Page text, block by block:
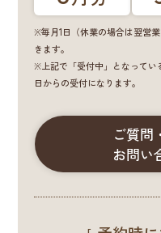
※毎月1日（休業の場合は翌営
きます。
※上記で「受付中」となってい
日からの受付になります。
ご質問
お問い